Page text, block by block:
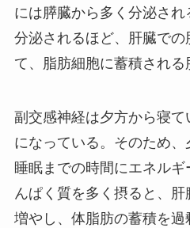
には膵臓から多く分泌され
分泌されるほど、肝臓での
て、脂肪細胞に蓄積される
副交感神経は夕方から寝
になっている。そのため
睡眠までの時間にエネル
んぱく質を多く摂ると、
増やし、体脂肪の蓄積を